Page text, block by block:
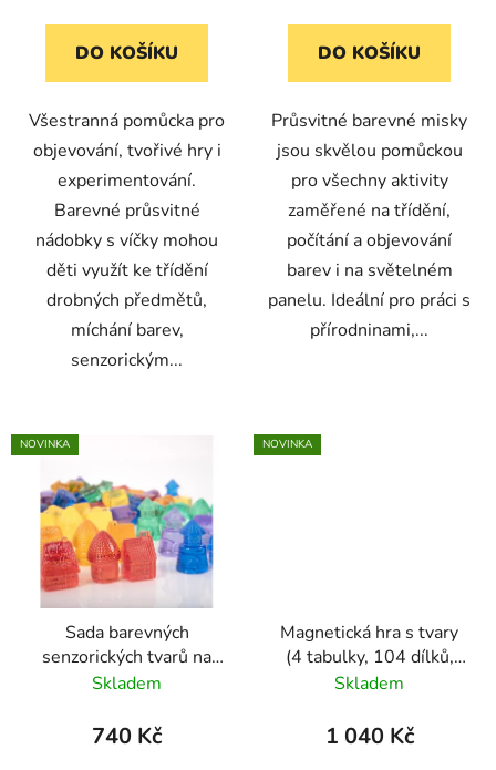
DO KOŠÍKU
Všestranná pomůcka pro
objevování, tvořivé hry i
experimentování.
Barevné průsvitné
nádobky s víčky mohou
děti využít ke třídění
drobných předmětů,
míchání barev,
senzorickým...
DO KOŠÍKU
Průsvitné barevné misky
jsou skvělou pomůckou
pro všechny aktivity
zaměřené na třídění,
počítání a objevování
barev i na světelném
panelu. Ideální pro práci s
přírodninami,...
NOVINKA
Sada barevných
senzorických tvarů na
třídění - Domečky (72
Skladem
740 Kč
NOVINKA
Magnetická hra s tvary
(4 tabulky, 104 dílků,
15 předloh)
Skladem
1 040 Kč